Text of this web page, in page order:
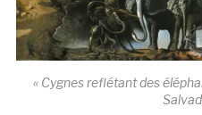
« Cygnes reflétant des